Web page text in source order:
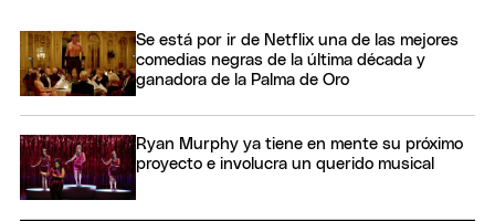
Se está por ir de Netflix una de las mejores
comedias negras de la última década y
ganadora de la Palma de Oro
Ryan Murphy ya tiene en mente su próximo
proyecto e involucra un querido musical